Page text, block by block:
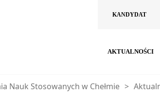
KANDYDAT
AKTUALNOŚCI
Nauk Stosowanych w Chełmie >